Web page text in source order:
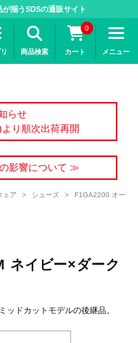
揃うSDSの通販サイト
商品検索
0
カート メニュー
らせ
り順次出荷再開
の影響について ≫
ェア > シューズ >
F1GA2200 オー
ネイビー×ダーク
ドカットモデルの後継品。